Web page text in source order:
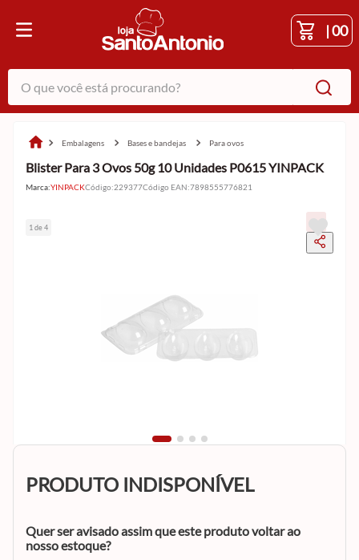
|00
O que você está procurando?
embalagens bases e bandejas para ovos
Blister Para 3 Ovos 50g 10 Unidades P0615 YINPACK
Marca:YINPACKCódigo:229377Código EAN:7898555776821
1 de 4
PRODUTO INDISPONÍVEL
Quer ser avisado assim que este produto voltar ao
nosso estoque?